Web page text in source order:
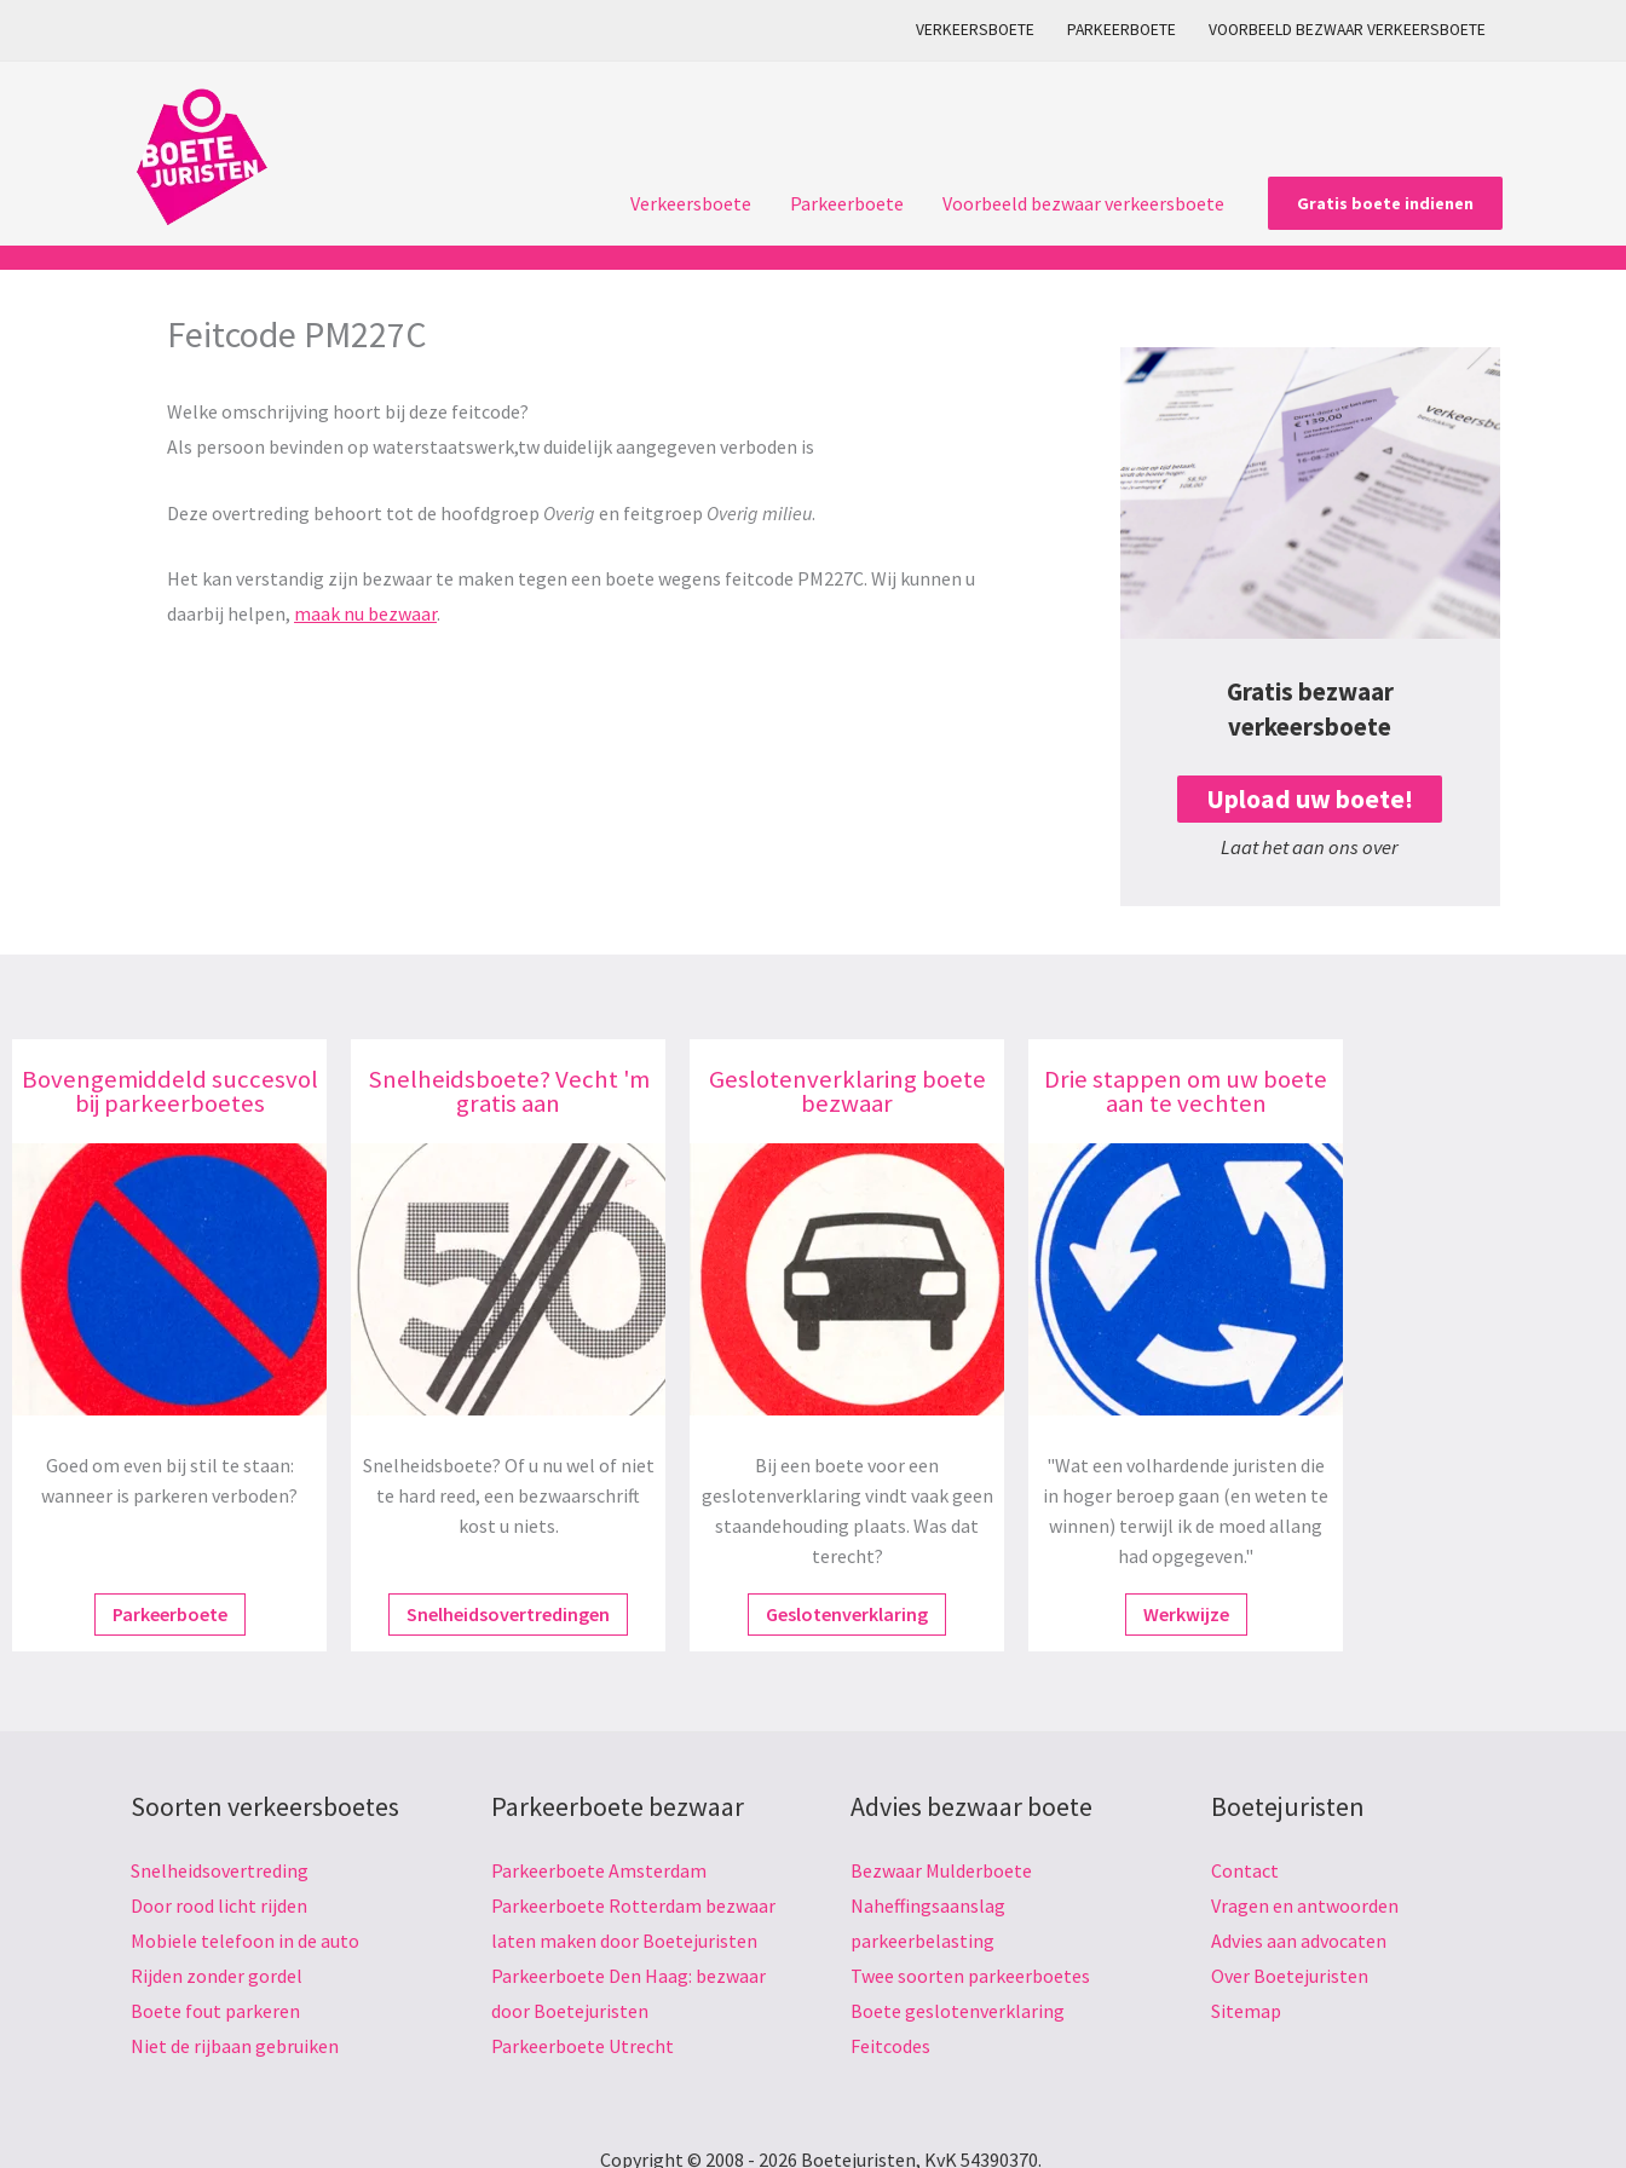
VERKEERSBOETE PARKEERBOETE VOORBEELD BEZWAAR VERKEERSBOETE
Verkeersboete Parkeerboete Voorbeeld bezwaar verkeersboete Gratis boete indienen
Feitcode PM227C
Welke omschrijving hoort bij deze feitcode?
Als persoon bevinden op waterstaatswerk,tw duidelijk aangegeven verboden is
Deze overtreding behoort tot de hoofdgroep Overig en feitgroep Overig milieu.
Het kan verstandig zijn bezwaar te maken tegen een boete wegens feitcode PM227C. Wij kunnen u
daarbij helpen, maak nu bezwaar.
Gratis bezwaar
verkeersboete
Upload uw boete!
Laat het aan ons over
Bovengemiddeld succesvol
bij parkeerboetes
Goed om even bij stil te staan:
wanneer is parkeren verboden?
Parkeerboete
Snelheidsboete? Vecht 'm
gratis aan
Snelheidsboete? Of u nu wel of niet
te hard reed, een bezwaarschrift
kost u niets.
Snelheidsovertredingen
Geslotenverklaring boete
bezwaar
Bij een boete voor een
geslotenverklaring vindt vaak geen
staandehouding plaats. Was dat
terecht?
Geslotenverklaring
Drie stappen om uw boete
aan te vechten
"Wat een volhardende juristen die
in hoger beroep gaan (en weten te
winnen) terwijl ik de moed allang
had opgegeven."
Werkwijze
Soorten verkeersboetes
Snelheidsovertreding
Door rood licht rijden
Mobiele telefoon in de auto
Rijden zonder gordel
Boete fout parkeren
Niet de rijbaan gebruiken
Parkeerboete bezwaar
Parkeerboete Amsterdam
Parkeerboete Rotterdam bezwaar
laten maken door Boetejuristen
Parkeerboete Den Haag: bezwaar
door Boetejuristen
Parkeerboete Utrecht
Advies bezwaar boete
Bezwaar Mulderboete
Naheffingsaanslag
parkeerbelasting
Twee soorten parkeerboetes
Boete geslotenverklaring
Feitcodes
Boetejuristen
Contact
Vragen en antwoorden
Advies aan advocaten
Over Boetejuristen
Sitemap
Copyright © 2008 - 2026 Boetejuristen, KvK 54390370.